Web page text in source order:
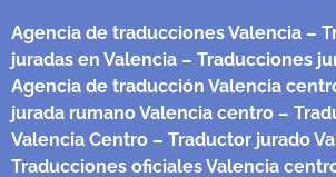
Agencia de traducciones Valencia –
juradas en Valencia – Traducciones
Agencia de traducción Valencia
jurada rumano Valencia centro –
Valencia Centro – Traductor jurado
Traducciones oficiales Valencia